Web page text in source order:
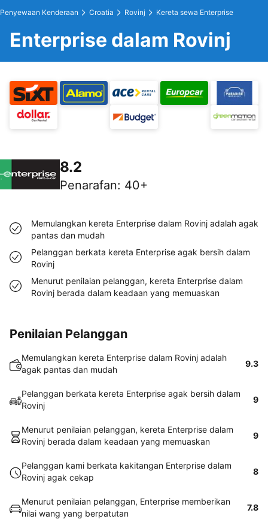
Penyewaan Kenderaan Croatia Rovinj Kereta sewa Enterprise
Enterprise dalam Rovinj
8.2
Penarafan: 40+
Memulangkan kereta Enterprise dalam Rovinj adalah agak
pantas dan mudah
Pelanggan berkata kereta Enterprise agak bersih dalam
Rovinj
Menurut penilaian pelanggan, kereta Enterprise dalam
Rovinj berada dalam keadaan yang memuaskan
Penilaian Pelanggan
Memulangkan kereta Enterprise dalam Rovinj adalah
agak pantas dan mudah
9.3
Pelanggan berkata kereta Enterprise agak bersih dalam
Rovinj
9
Menurut penilaian pelanggan, kereta Enterprise dalam
Rovinj berada dalam keadaan yang memuaskan
9
Pelanggan kami berkata kakitangan Enterprise dalam
Rovinj agak cekap
8
Menurut penilaian pelanggan, Enterprise memberikan
nilai wang yang berpatutan
7.8